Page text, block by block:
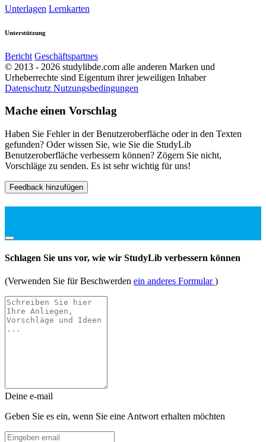
Unterlagen Lernkarten
Unterstützung
Bericht Geschäftspartnes
© 2013 - 2026 studylibde.com alle anderen Marken und
Urheberrechte sind Eigentum ihrer jeweiligen Inhaber
Datenschutz Nutzungsbedingungen
Mache einen Vorschlag
Haben Sie Fehler in der Benutzeroberfläche oder in den Texten
gefunden? Oder wissen Sie, wie Sie die StudyLib
Benutzeroberfläche verbessern können? Zögern Sie nicht,
Vorschläge zu senden. Es ist sehr wichtig für uns!
Feedback hinzufügen
Schlagen Sie uns vor, wie wir StudyLib verbessern können
(Verwenden Sie für Beschwerden ein anderes Formular)
Deine e-mail
Geben Sie es ein, wenn Sie eine Antwort erhalten möchten